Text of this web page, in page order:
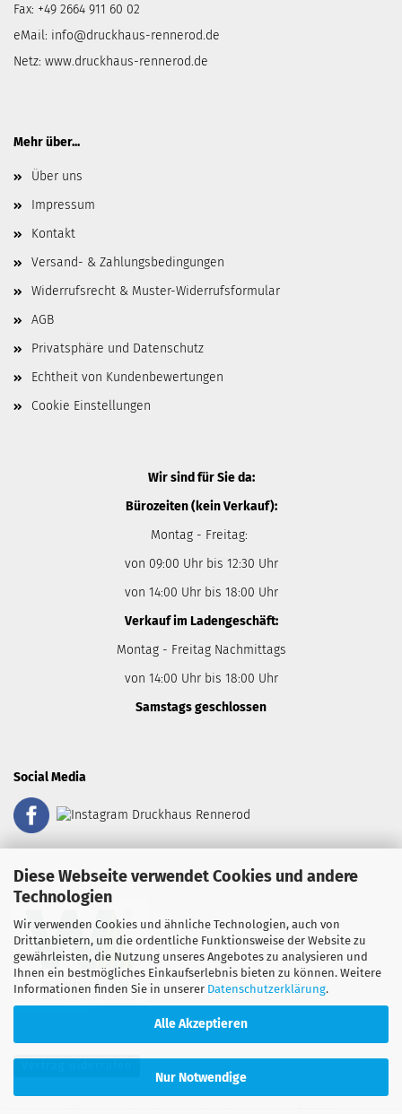
Diese Webseite verwendet Cookies und andere
Technologien
Wir verwenden Cookies und ähnliche Technologien, auch von
Drittanbietern, um die ordentliche Funktionsweise der Website zu
gewährleisten, die Nutzung unseres Angebotes zu analysieren und
Ihnen ein bestmögliches Einkaufserlebnis bieten zu können. Weitere
Informationen finden Sie in unserer Datenschutzerklärung.
Alle Akzeptieren
Nur Notwendige
Fax: +49 2664 911 60 02
eMail: info@druckhaus-rennerod.de
Netz: www.druckhaus-rennerod.de
Mehr über...
Über uns
Impressum
Kontakt
Versand- & Zahlungsbedingungen
Widerrufsrecht & Muster-Widerrufsformular
AGB
Privatsphäre und Datenschutz
Echtheit von Kundenbewertungen
Cookie Einstellungen
Wir sind für Sie da:
Bürozeiten (kein Verkauf):
Montag - Freitag:
von 09:00 Uhr bis 12:30 Uhr
von 14:00 Uhr bis 18:00 Uhr
Verkauf im Ladengeschäft:
Montag - Freitag Nachmittags
von 14:00 Uhr bis 18:00 Uhr
Samstags geschlossen
Social Media
Heimatsiegel: